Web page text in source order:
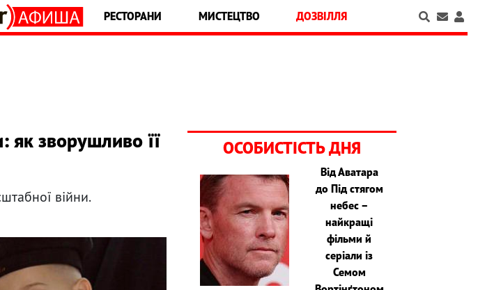
РЕСТОРАНИ МИСТЕЦТВО ДОЗВІЛЛЯ
зворушливо її
війни.
ОСОБИСТІСТЬ ДНЯ
Від Аватара
до Під стягом
небес –
найкращі
фільми й
серіали із
Семом